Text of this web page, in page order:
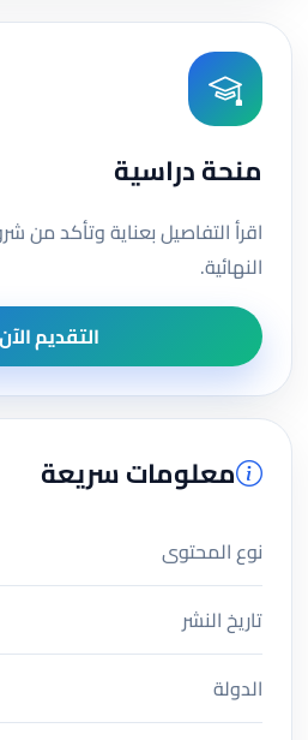
منحة دراسية
اقرأ التفاصيل بعناية وتأكد من
النهائية.
التقديم الآن
معلومات سريعة
نوع المحتوى
تاريخ النشر
الدولة